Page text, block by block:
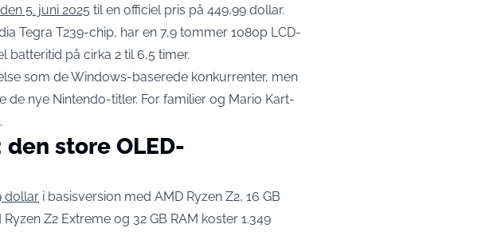
5. juni 2025 til en officiel pris på 449,99 dollar.
Tegra T239-chip, har en 7,9 tommer 1080p LCD-
på cirka 2 til 6,5 timer.
som de Windows-baserede konkurrenter, men
de nye Nintendo-titler. For familier og Mario Kart-
store OLED-
dollar i basisversion med AMD Ryzen Z2, 16 GB
Z2 Extreme og 32 GB RAM koster 1.349